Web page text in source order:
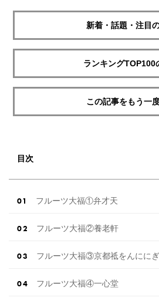
新着・話題・注目
ランキングTOP100
この記事をもう一
目次
フルーツ大福①弁才天
フルーツ大福②養老軒
フルーツ大福③京都祗をんにに
フルーツ大福④一心堂